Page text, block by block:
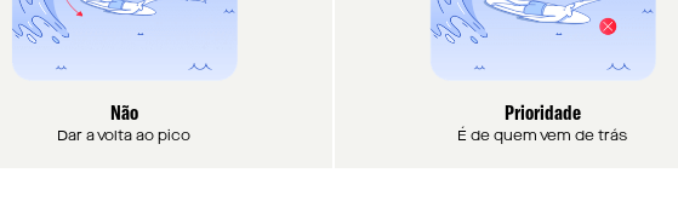
Não
Dar a volta ao pico
Prioridade
É de quem vem de trás